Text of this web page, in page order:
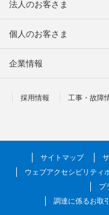
法人のお客さま
個人のお客さま
企業情報
採用情報 工事・故障
サイトマップ
ウェブアクセシビリティ
プ
調達に係るお取